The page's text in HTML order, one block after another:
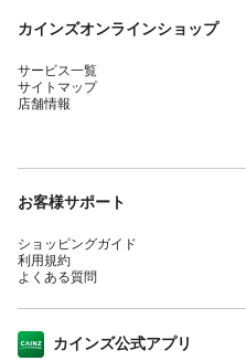
カインズオンラインショップ
サービス一覧
サイトマップ
店舗情報
お客様サポート
ショッピングガイド
利用規約
よくある質問
カインズ公式アプリ